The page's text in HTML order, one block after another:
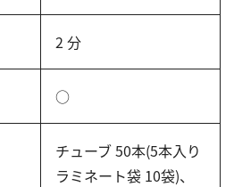
2 分
○
チューブ 50本(5本入り
ラミネート袋 10袋)、